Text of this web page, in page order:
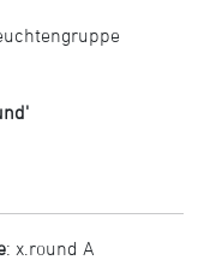
: x.round A